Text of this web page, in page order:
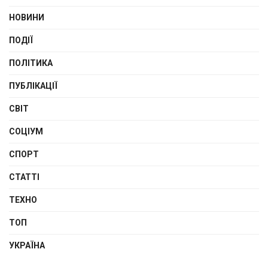
НОВИНИ
ПОДІЇ
ПОЛІТИКА
ПУБЛІКАЦІЇ
СВІТ
СОЦІУМ
СПОРТ
СТАТТІ
ТЕХНО
ТОП
УКРАЇНА